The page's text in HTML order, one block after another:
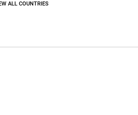
ALL COUNTRIES